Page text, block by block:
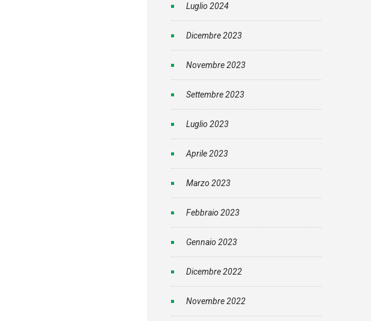
Luglio 2024
Dicembre 2023
Novembre 2023
Settembre 2023
Luglio 2023
Aprile 2023
Marzo 2023
Febbraio 2023
Gennaio 2023
Dicembre 2022
Novembre 2022